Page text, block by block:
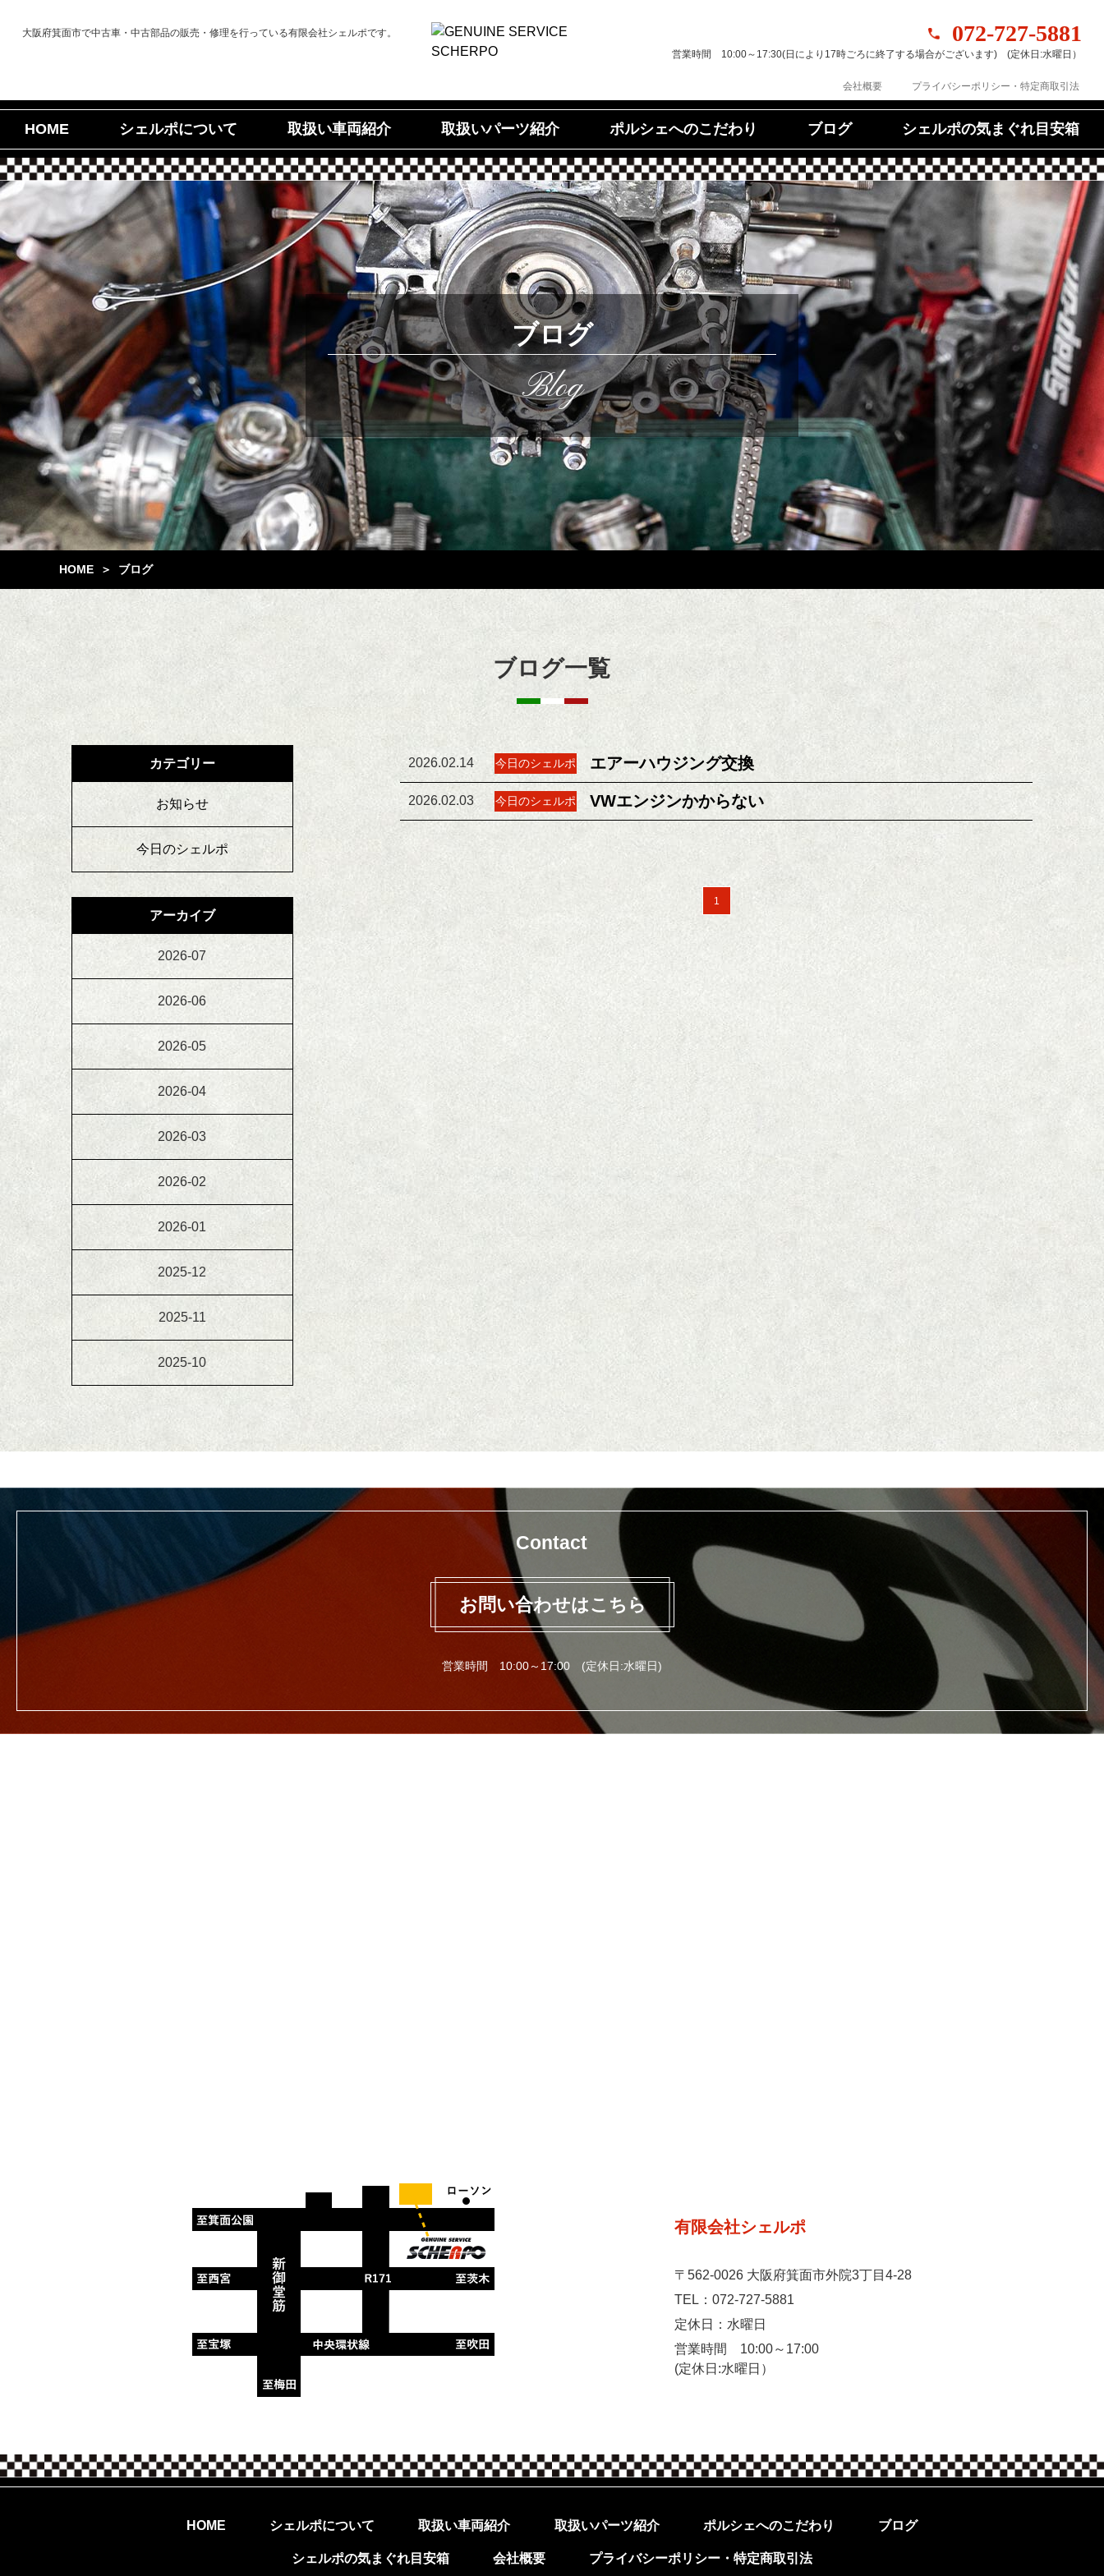
大阪府箕面市で中古車・中古部品の販売・修理を行っている有限会社シェルポです。 072-727-5881
営業時間 10:00～17:30(日により17時ごろに終了する場合がございます) (定休日:水曜日）
会社概要 プライバシーポリシー・特定商取引法
HOME シェルポについて 取扱い車両紹介 取扱いパーツ紹介 ポルシェへのこだわり ブログ シェルポの気まぐれ目安箱
ブログ
Blog
HOME ＞ ブログ
ブログ一覧
カテゴリー
お知らせ
今日のシェルポ
アーカイブ
2026-07
2026-06
2026-05
2026-04
2026-03
2026-02
2026-01
2025-12
2025-11
2025-10
2026.02.14 今日のシェルポ エアーハウジング交換
2026.02.03 今日のシェルポ VWエンジンかからない
1
Contact
お問い合わせはこちら
営業時間 10:00～17:00 (定休日:水曜日)
有限会社シェルポ
〒562-0026 大阪府箕面市外院3丁目4-28
TEL：072-727-5881
定休日：水曜日
営業時間 10:00～17:00
​​​​​​​(定休日:水曜日）
HOME シェルポについて 取扱い車両紹介 取扱いパーツ紹介 ポルシェへのこだわり ブログ
シェルポの気まぐれ目安箱 会社概要 プライバシーポリシー・特定商取引法